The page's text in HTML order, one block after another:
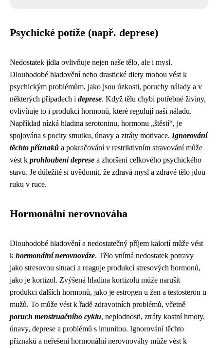
Psychické potíže (např. deprese)
Nedostatek jídla ovlivňuje nejen naše tělo, ale i mysl.
Dlouhodobé hladovění nebo drastické diety mohou vést k
psychickým problémům, jako jsou úzkosti, poruchy nálady a v
některých případech i deprese. Když tělu chybí potřebné živiny,
ovlivňuje to i produkci hormonů, které regulují naši náladu.
Například nízká hladina serotoninu, hormonu „štěstí“, je
spojována s pocity smutku, únavy a ztráty motivace. Ignorování
těchto příznaků a pokračování v restriktivním stravování může
vést k prohloubení deprese a zhoršení celkového psychického
stavu. Je důležité si uvědomit, že zdravá mysl a zdravé tělo jdou
ruku v ruce.
Hormonální nerovnováha
Dlouhodobé hladovění a nedostatečný příjem kalorií může vést
k hormonální nerovnováze. Tělo vnímá nedostatek potravy
jako stresovou situaci a reaguje produkcí stresových hormonů,
jako je kortizol. Zvýšená hladina kortizolu může narušit
produkci dalších hormonů, jako je estrogen u žen a testosteron u
mužů. To může vést k řadě zdravotních problémů, včetně
poruch menstruačního cyklu, neplodnosti, ztráty kostní hmoty,
únavy, deprese a problémů s imunitou. Ignorování těchto
příznaků a neřešení hormonální nerovnováhy může vést k